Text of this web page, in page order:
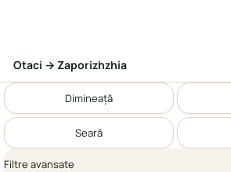
Otaci → Zaporizhzhia
Dimineață
Seară
Filtre avansate